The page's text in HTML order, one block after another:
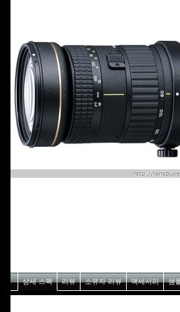
상세 스펙 리뷰 소유자 리뷰 액세서리 샘